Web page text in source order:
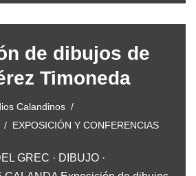
de dibujos de
Timoneda
Calandinos
EXPOSICIÓN Y CONFERENCIAS
GREC · DIBUJO ·